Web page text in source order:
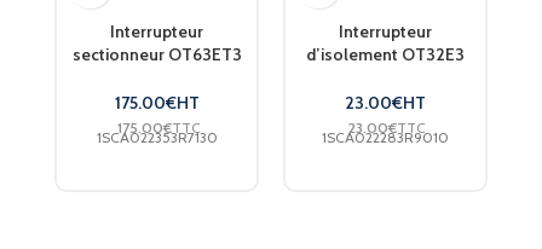
Premium
TEMPÉRATURE MINIMUM -40°C
Interrupteur
sectionneur OT63ET3
175.00€HT
175.00€TTC
1SCA022353R7130
Interrupteur
d’isolement OT32E3
23.00€HT
23.00€TTC
1SCA022283R9010